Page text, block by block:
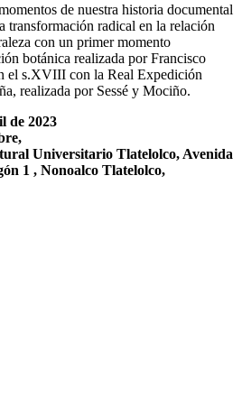
de nuestra historia documental
transformación radical en la relación
con un primer momento
botánica realizada por Francisco
el s.XVIII con la Real Expedición
realizada por Sessé y Mociño.
de 2023
Universitario Tlatelolco, Avenida
1 , Nonoalco Tlatelolco,